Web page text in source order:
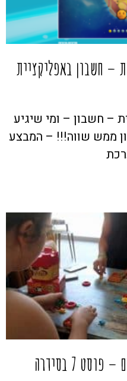
– חשבון באפליקציית
– חשבון – ומי שיגיע
ממש שווה!!! – המבצע
7 בסידרה